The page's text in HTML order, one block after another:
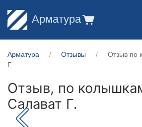
Арматура
Арматура Отзывы
Отзыв по
Г.
Отзыв, по
Салават Г.